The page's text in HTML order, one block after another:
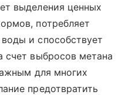
выделения ценных
потребляет
и способствует
счет выбросов метана
для многих
предотвратить